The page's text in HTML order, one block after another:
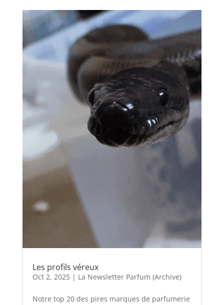
Les profils véreux
Oct 2, 2025| La Newsletter Parfum (Archive)
Notre top 20 des pires marques de parfumerie